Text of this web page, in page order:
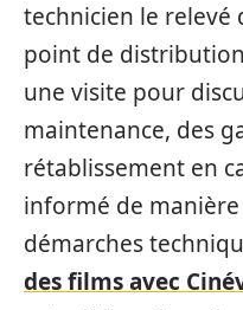
technicien le relevé
point de
une visite pour
maintenance, des
rétablissement en
informé de
démarches
des films avec